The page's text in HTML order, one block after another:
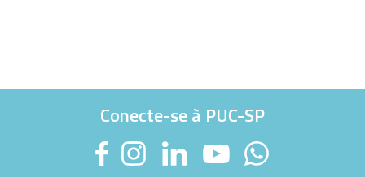
Conecte-se à PUC-SP